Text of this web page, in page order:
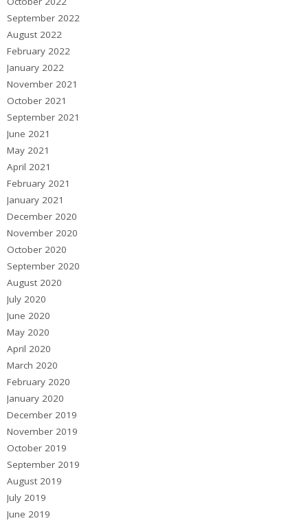
September 2022
August 2022
February 2022
January 2022
November 2021
October 2021
September 2021
June 2021
May 2021
April 2021
February 2021
January 2021
December 2020
November 2020
October 2020
September 2020
August 2020
July 2020
June 2020
May 2020
April 2020
March 2020
February 2020
January 2020
December 2019
November 2019
October 2019
September 2019
August 2019
July 2019
June 2019